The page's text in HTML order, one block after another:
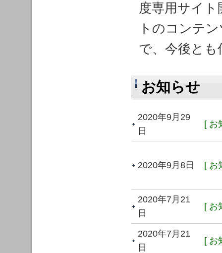
度専用サイ
トのコンテ
で、今後と
お知らせ
2020年9月29
日
[ お
2020年9月8日 [ お
2020年7月21
日
[ お
2020年7月21
日
[ お